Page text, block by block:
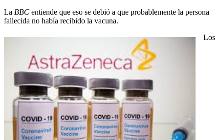
La BBC entiende que eso se debió a que probablemente la persona
fallecida no había recibido la vacuna.
Los